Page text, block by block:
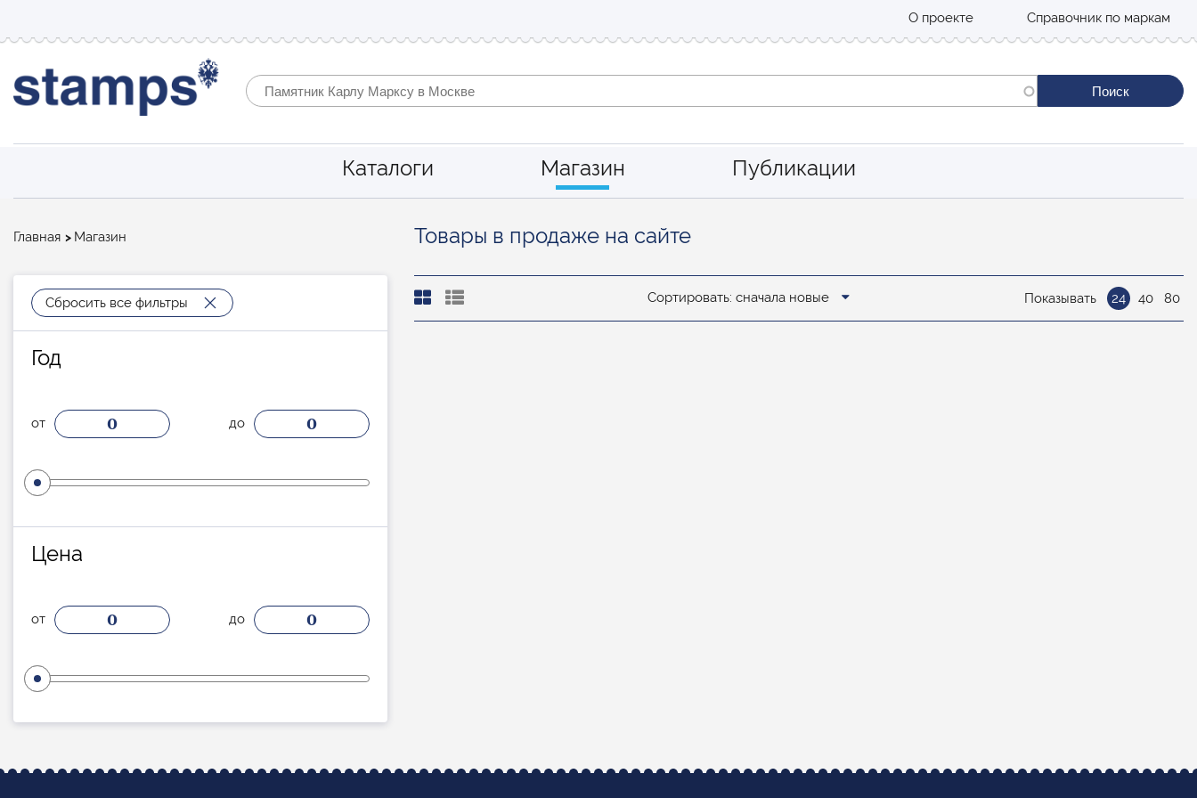
О проекте Справочник по маркам
Каталоги Магазин Публикации
Строка
Главная Магазин Товары в продаже на сайте
Сбросить все фильтры
Год
от 0 до 0
Цена
от 0 до 0
Сортировать: сначала новые Показывать 24 40 80